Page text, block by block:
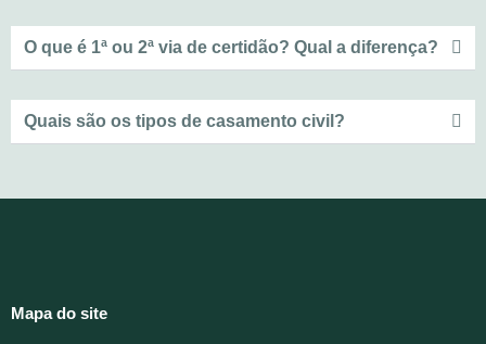
O que é 1ª ou 2ª via de certidão? Qual a diferença?
Quais são os tipos de casamento civil?
Mapa do site